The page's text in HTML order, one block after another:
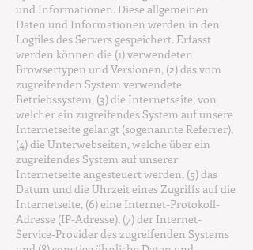
und Informationen. Diese allgemeinen
Daten und Informationen werden in den
Logfiles des Servers gespeichert. Erfasst
werden können die (1) verwendeten
Browsertypen und Versionen, (2) das vom
zugreifenden System verwendete
Betriebssystem, (3) die Internetseite, von
welcher ein zugreifendes System auf unsere
Internetseite gelangt (sogenannte Referrer),
(4) die Unterwebseiten, welche über ein
zugreifendes System auf unserer
Internetseite angesteuert werden, (5) das
Datum und die Uhrzeit eines Zugriffs auf die
Internetseite, (6) eine Internet-Protokoll-
Adresse (IP-Adresse), (7) der Internet-
Service-Provider des zugreifenden Systems